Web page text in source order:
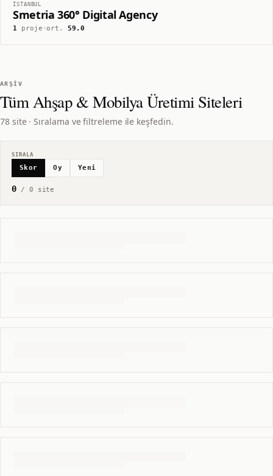
İSTANBUL
Smetria 360° Digital Agency
1proje ·ort.59.0
ARŞIV
TümAhşap & Mobilya ÜretimiSiteleri
78 site · Sıralama ve filtreleme ile keşfedin.
SIRALA
Skor Oy Yeni
0/ 0 site